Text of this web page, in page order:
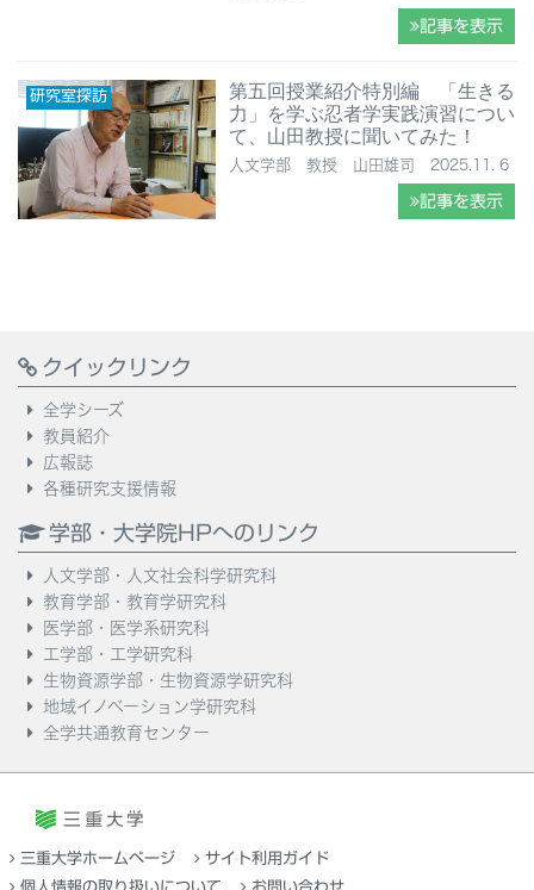
記事を表示
研究室探訪
第五回授業紹介特別編 「生きる
力」を学ぶ忍者学実践演習につい
て、山田教授に聞いてみた！
人文学部 教授 山田雄司 2025.11. 6
記事を表示
クイックリンク
全学シーズ
教員紹介
広報誌
各種研究支援情報
学部・大学院HPへのリンク
人文学部・人文社会科学研究科
教育学部・教育学研究科
医学部・医学系研究科
工学部・工学研究科
生物資源学部・生物資源学研究科
地域イノベーション学研究科
全学共通教育センター
三重大学ホームページ
サイト利用ガイド